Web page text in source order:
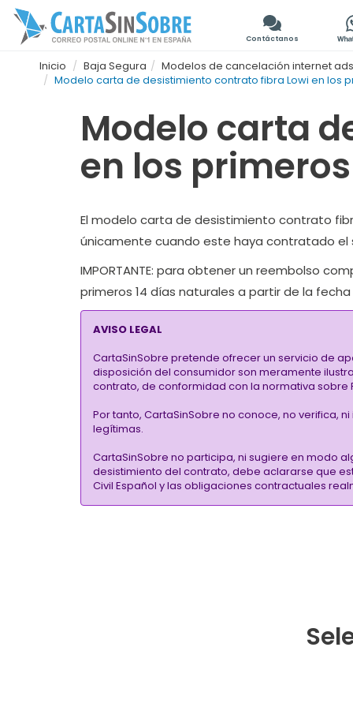
Contáctanos
Inicio Baja Segura Modelos de cancelación internet
Modelo carta de desistimiento contrato fibra Lowi en los
Modelo carta
en los
El modelo carta de desistimiento contrato
únicamente cuando este haya contratado el
IMPORTANTE: para obtener un reembolso
primeros 14 días naturales a partir de la
AVISO LEGAL
CartaSinSobre pretende ofrecer un servicio de
disposición del consumidor son meramente
contrato, de conformidad con la normativa sobre
Por tanto, CartaSinSobre no conoce, no verifica,
legítimas.
CartaSinSobre no participa, ni sugiere en modo
desistimiento del contrato, debe aclararse que
Civil Español y las obligaciones contractuales